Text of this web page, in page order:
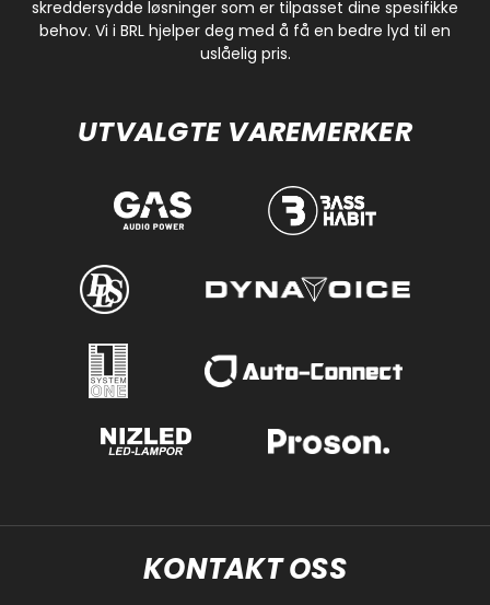
skreddersydde løsninger som er tilpasset dine spesifikke
behov. Vi i BRL hjelper deg med å få en bedre lyd til en
uslåelig pris.
UTVALGTE VAREMERKER
KONTAKT OSS